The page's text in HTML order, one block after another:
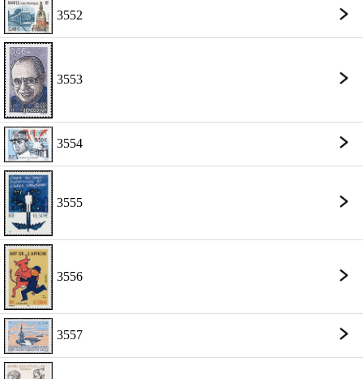
3552
3553
3554
3555
3556
3557